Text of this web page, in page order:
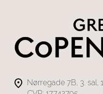
Nørregade 7B, 3. sal,